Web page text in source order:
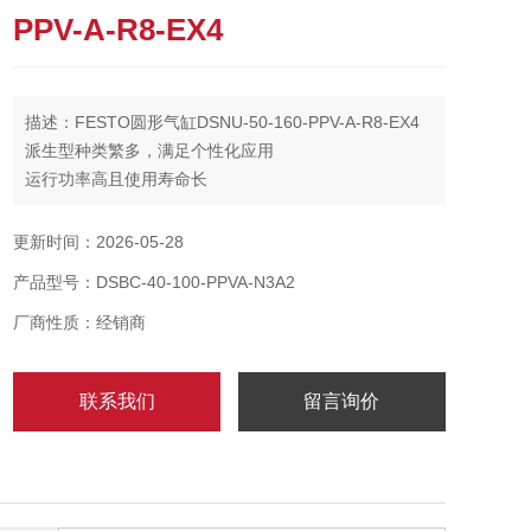
PPV-A-R8-EX4
描述：FESTO圆形气缸DSNU-50-160-PPV-A-R8-EX4
派生型种类繁多，满足个性化应用
运行功率高且使用寿命长
自适应负载和速度变化进行调节
更新时间：2026-05-28
产品型号：DSBC-40-100-PPVA-N3A2
厂商性质：经销商
联系我们 留言询价